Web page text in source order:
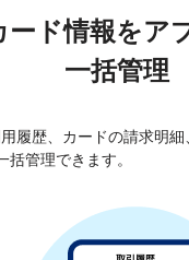
ード情報をア
一括管理
履歴、カードの請求明
管理できます。